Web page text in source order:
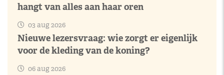
hangt van alles aan haar oren
03 aug 2026
Nieuwe lezersvraag: wie zorgt er eigenlijk
voor de kleding van de koning?
06 aug 2026